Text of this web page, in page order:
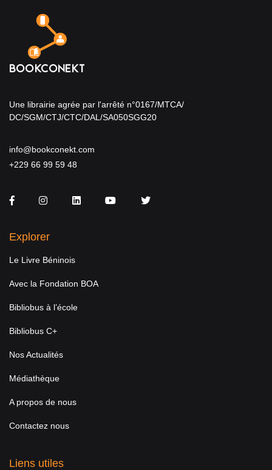
Une librairie agrée par l'arrêté n°0167/MTCA/
DC/SGM/CTJ/CTC/DAL/SA050SGG20
info@bookconekt.com
+229 66 99 59 48
FacebookInstagramLinkedInYou TubeTwitter
Explorer
Le Livre Béninois
Avec la Fondation BOA
Bibliobus à l’école
Bibliobus C+
Nos Actualités
Médiathèque
A propos de nous
Contactez nous
Liens utiles